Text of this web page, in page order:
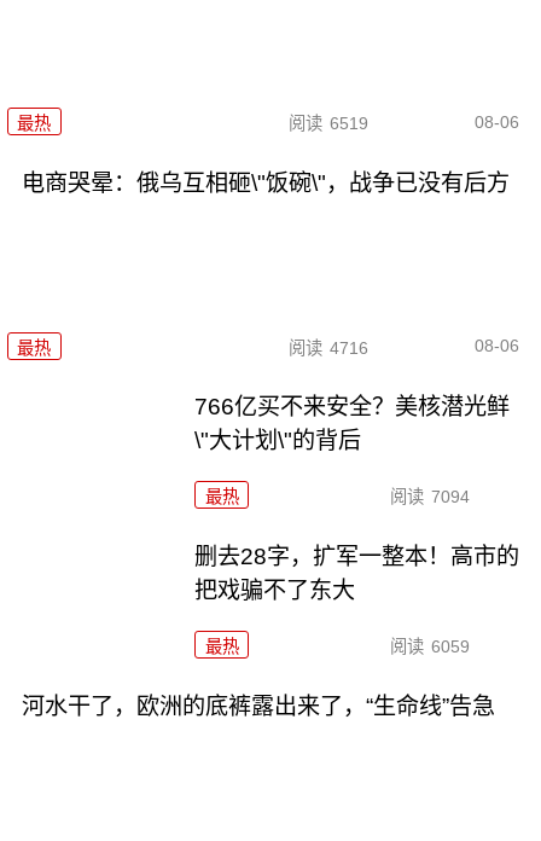
最热 阅读 6519 08-06
电商哭晕：俄乌互相砸\"饭碗\"，战争已没有后方
最热 阅读 4716 08-06
766亿买不来安全？美核潜光鲜
\"大计划\"的背后
最热 阅读 7094
删去28字，扩军一整本！高市的
把戏骗不了东大
最热 阅读 6059
河水干了，欧洲的底裤露出来了，“生命线”告急